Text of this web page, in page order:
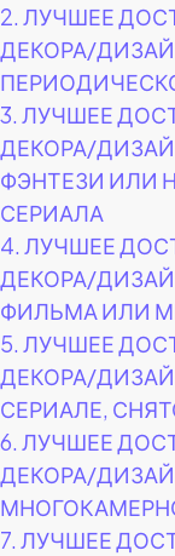
2. ЛУЧШЕЕ
ДЕКОРА/
3. ЛУЧШЕЕ
ДЕКОРА/
ФЭНТЕЗИ ИЛИ
СЕРИАЛА
4. ЛУЧШЕЕ
ДЕКОРА/
ФИЛЬМА ИЛИ
5. ЛУЧШЕЕ
ДЕКОРА/
СЕРИАЛЕ,
6. ЛУЧШЕЕ
ДЕКОРА/
7. ЛУЧШЕЕ